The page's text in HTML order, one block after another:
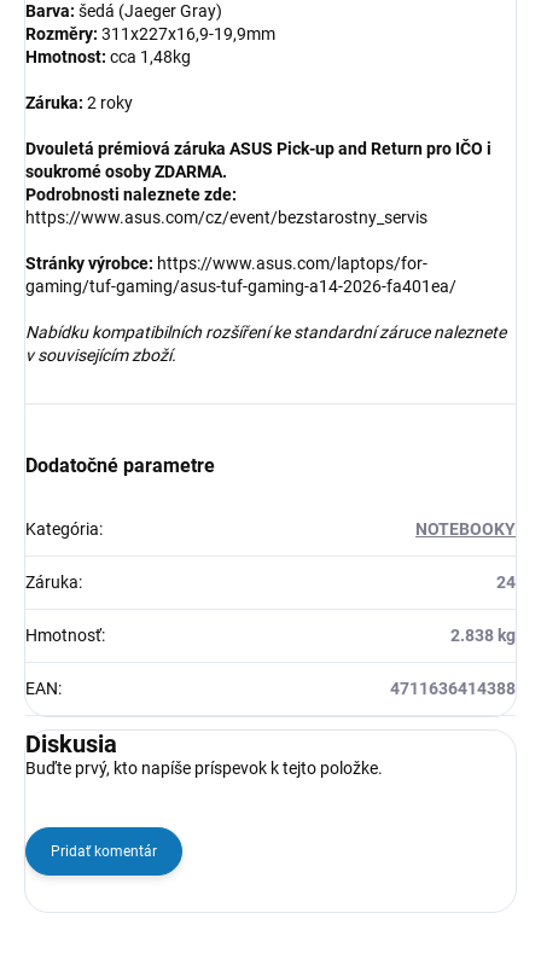
Barva: šedá (Jaeger Gray)
Rozměry: 311x227x16,9-19,9mm
Hmotnost: cca 1,48kg
Záruka: 2 roky
Dvouletá prémiová záruka ASUS Pick-up and Return pro IČO i
soukromé osoby ZDARMA.
Podrobnosti naleznete zde:
https://www.asus.com/cz/event/bezstarostny_servis
Stránky výrobce: https://www.asus.com/laptops/for-
gaming/tuf-gaming/asus-tuf-gaming-a14-2026-fa401ea/
Nabídku kompatibilních rozšíření ke standardní záruce naleznete
v souvisejícím zboží.
Dodatočné parametre
Kategória: NOTEBOOKY
Záruka: 24
Hmotnosť: 2.838 kg
EAN: 4711636414388
Diskusia
Buďte prvý, kto napíše príspevok k tejto položke.
Pridať komentár